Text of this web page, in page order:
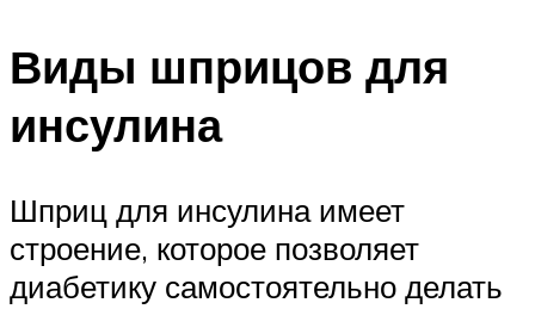
Виды шприцов для
инсулина
Шприц для инсулина имеет
строение, которое позволяет
диабетику самостоятельно делать